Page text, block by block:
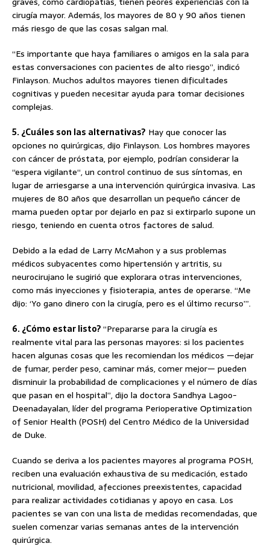
cirugía mayor. Además, los mayores de 80 y 90 años tienen
más riesgo de que las cosas salgan mal.
“Es importante que haya familiares o amigos en la sala para
estas conversaciones con pacientes de alto riesgo”, indicó
Finlayson. Muchos adultos mayores tienen dificultades
cognitivas y pueden necesitar ayuda para tomar decisiones
complejas.
5. ¿Cuáles son las alternativas? Hay que conocer las
opciones no quirúrgicas, dijo Finlayson. Los hombres mayores
con cáncer de próstata, por ejemplo, podrían considerar la
“espera vigilante“, un control continuo de sus síntomas, en
lugar de arriesgarse a una intervención quirúrgica invasiva. Las
mujeres de 80 años que desarrollan un pequeño cáncer de
mama pueden optar por dejarlo en paz si extirparlo supone un
riesgo, teniendo en cuenta otros factores de salud.
Debido a la edad de Larry McMahon y a sus problemas
médicos subyacentes como hipertensión y artritis, su
neurocirujano le sugirió que explorara otras intervenciones,
como más inyecciones y fisioterapia, antes de operarse. “Me
dijo: ‘Yo gano dinero con la cirugía, pero es el último recurso’”.
6. ¿Cómo estar listo?“Prepararse para la cirugía es
realmente vital para las personas mayores: si los pacientes
hacen algunas cosas que les recomiendan los médicos —dejar
de fumar, perder peso, caminar más, comer mejor— pueden
disminuir la probabilidad de complicaciones y el número de días
que pasan en el hospital”, dijo la doctora Sandhya Lagoo-
Deenadayalan, líder del programa Perioperative Optimization
of Senior Health (POSH) del Centro Médico de la Universidad
de Duke.
Cuando se deriva a los pacientes mayores al programa POSH,
reciben una evaluación exhaustiva de su medicación, estado
nutricional, movilidad, afecciones preexistentes, capacidad
para realizar actividades cotidianas y apoyo en casa. Los
pacientes se van con una lista de medidas recomendadas, que
suelen comenzar varias semanas antes de la intervención
quirúrgica.